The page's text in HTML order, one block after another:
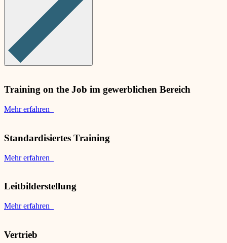
Training on the Job im gewerblichen Bereich
Mehr erfahren
Standardisiertes Training
Mehr erfahren
Leitbilderstellung
Mehr erfahren
Vertrieb